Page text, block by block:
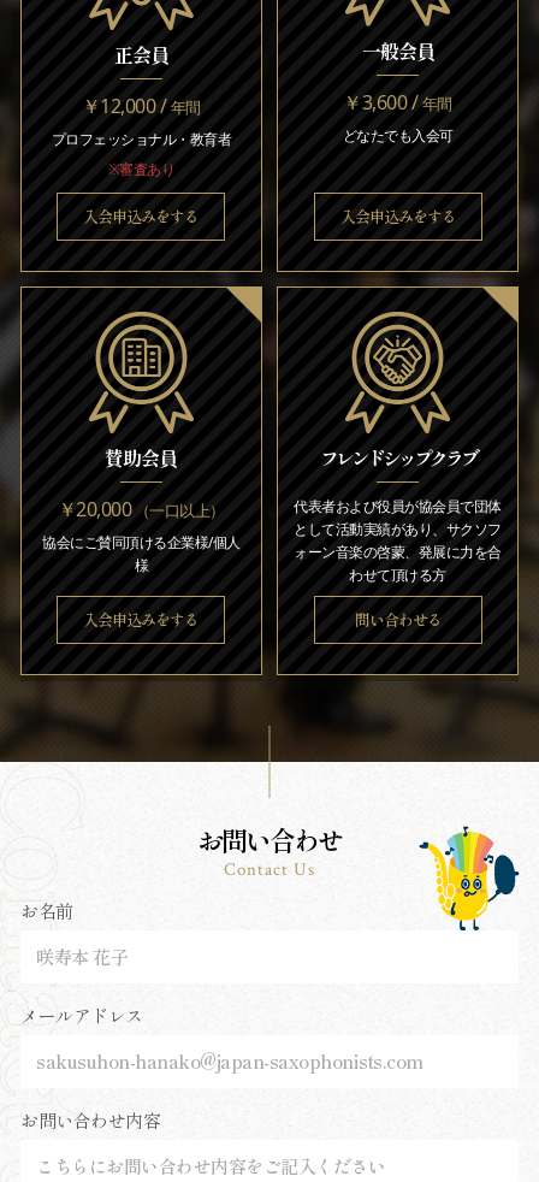
正会員
￥12,000 /年間
プロフェッショナル・教育者
※審査あり
入会申込みをする
一般会員
￥3,600 /年間
どなたでも入会可
入会申込みをする
賛助会員
￥20,000（一口以上）
協会にご賛同頂ける企業様/個人
様
入会申込みをする
フレンドシップクラブ
代表者および役員が協会員で団体
として活動実績があり、サクソフ
ォーン音楽の啓蒙、発展に力を合
わせて頂ける方
問い合わせる
お問い合わせ
Contact Us
お名前
メールアドレス
お問い合わせ内容